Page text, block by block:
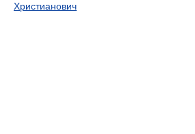
Христианович